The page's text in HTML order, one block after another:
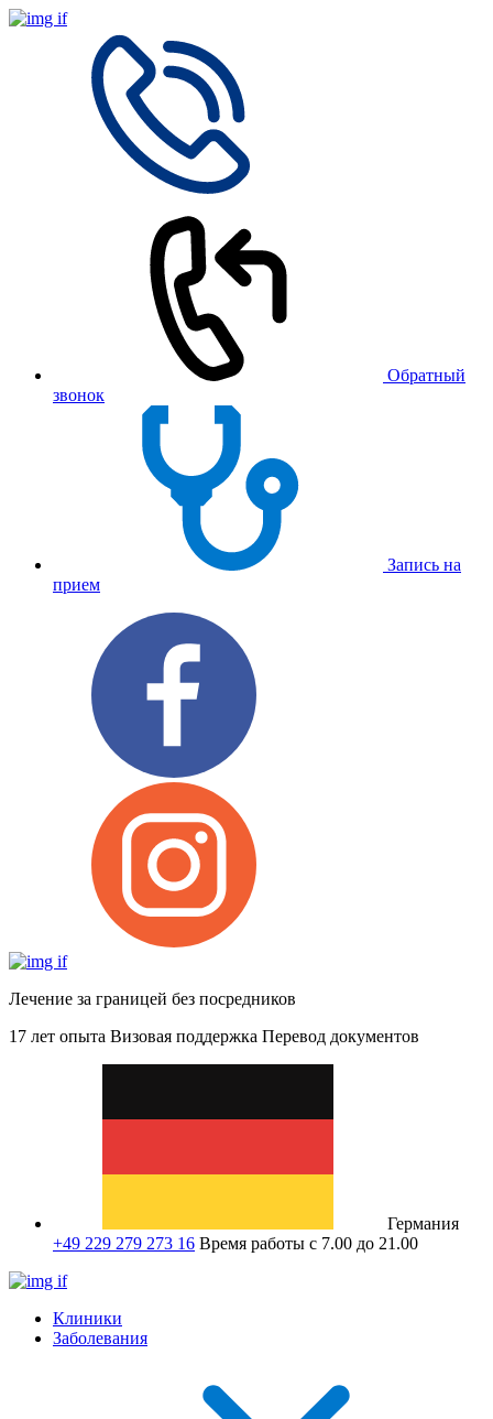
Обратный
звонок
Запись на
прием
Лечение за границей без посредников
17 лет опыта Визовая поддержка Перевод документов
Германия
+49 229 279 273 16 Время работы с 7.00 до 21.00
Клиники
Заболевания